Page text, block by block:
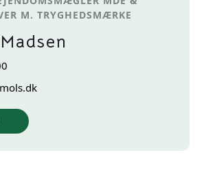
M. TRYGHEDSMÆRKE